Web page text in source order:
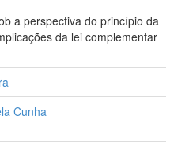
a perspectiva do princípio da
da lei complementar
Cunha